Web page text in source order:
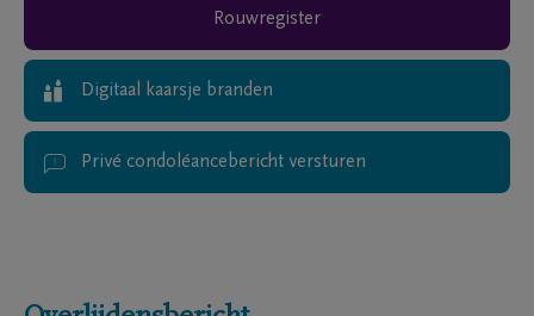
Rouwregister
Digitaal kaarsje branden
Privé condoléancebericht versturen